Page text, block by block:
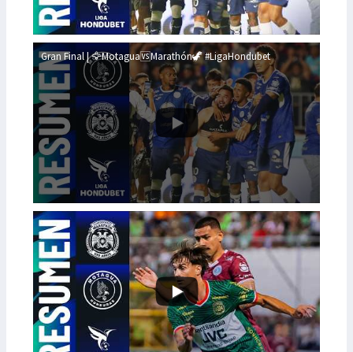
Gran Final | 🦅Motagua🆚Marathón🦖 #LigaHondubet